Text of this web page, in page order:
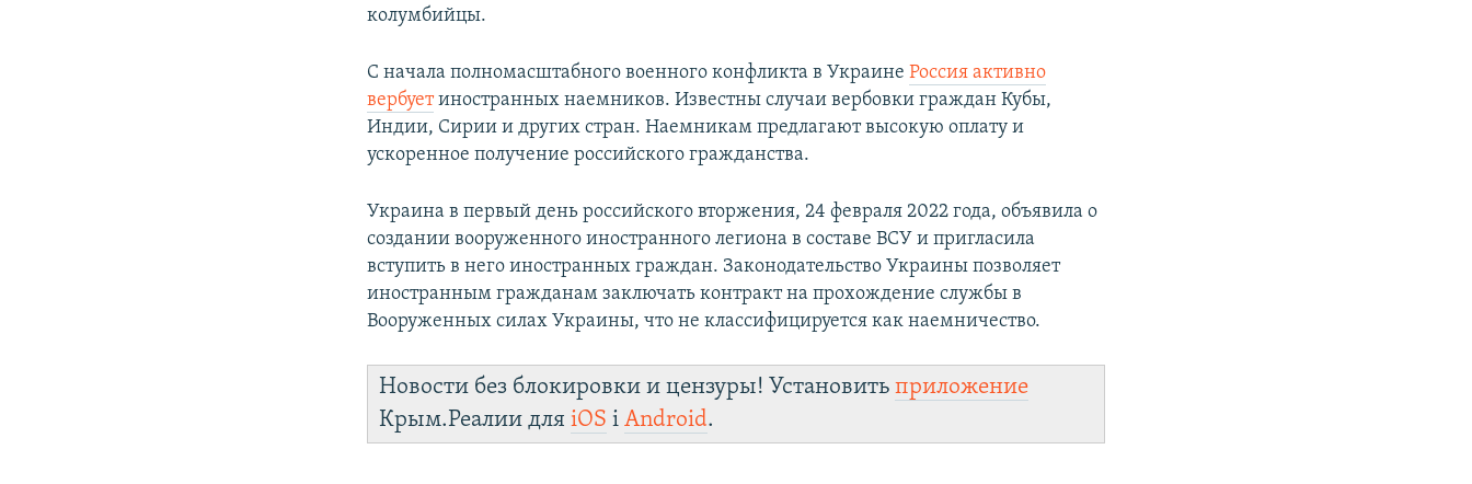
колумбийцы.
С начала полномасштабного военного конфликта в УкраинеРоссия активно
вербуетиностранных наемников. Известны случаи вербовки граждан Кубы,
Индии, Сирии и других стран. Наемникам предлагают высокую оплату и
ускоренное получение российского гражданства.
Украина в первый день российского вторжения, 24 февраля 2022 года, объявила о
создании вооруженного иностранного легиона в составе ВСУ и пригласила
вступить в него иностранных граждан. Законодательство Украины позволяет
иностранным гражданам заключать контракт на прохождение службы в
Вооруженных силах Украины, что не классифицируется как наемничество.
Новости без блокировки и цензуры! Установитьприложение
Крым.Реалии дляiOS іAndroid.